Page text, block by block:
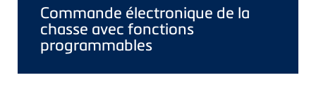
Commande électronique de la
chasse avec fonctions
programmables